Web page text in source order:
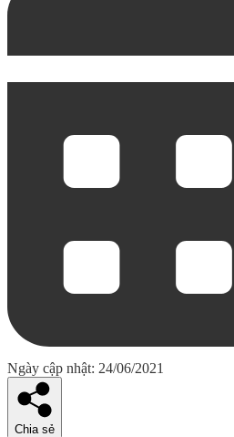
Ngày cập nhật: 24/06/2021
Chia sẻ